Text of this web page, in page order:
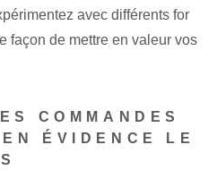
avec différents for
façon de mettre en valeur vos
COMMANDES
ÉVIDENCE LE